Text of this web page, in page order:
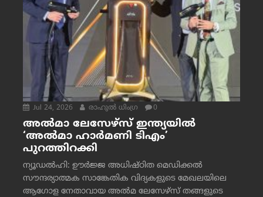
Jul 24, 2026 രാഹുല്‍ ധിംഗ്ര 0
അൽമാ ലേസേഴ്സ് ഇന്ത്യയിൽ
‘അൽമാ ഹാർമണി ടിഎം’
പുറത്തിറക്കി
ന്യൂഡൽഹി: ഊർജ്ജ അധിഷ്ഠിത മെഡിക്കൽ
സൗന്ദര്യാത്മക സാങ്കേതിക വിദ്യകളുടെ മേഖലയിലെ
ആഗോള നേതാവായ അൽമ ലേസേഴ്സ് തങ്ങളുടെ